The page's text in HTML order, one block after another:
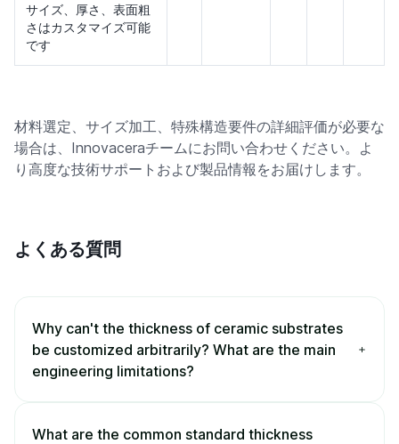
サイズ、厚さ、表面粗
さはカスタマイズ可能
です
材料選定、サイズ加工、特殊構造要件の詳細評価が必要な
場合は、Innovaceraチームにお問い合わせください。よ
り高度な技術サポートおよび製品情報をお届けします。
よくある質問
Why can't the thickness of ceramic substrates
be customized arbitrarily? What are the main
engineering limitations?
What are the common standard thickness